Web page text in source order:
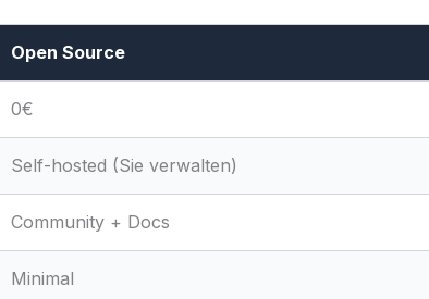
Open Source
0€
Self-hosted (Sie verwalten)
Community + Docs
Minimal